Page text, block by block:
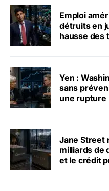
Emploi
détruits en
hausse des
Yen :
sans
une rupture
Jane Street
milliards de
et le crédit